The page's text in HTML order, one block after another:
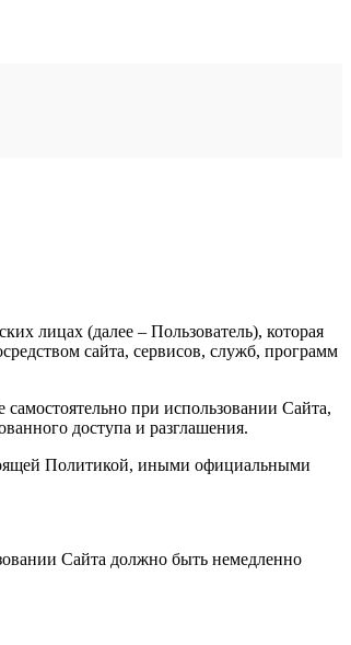
лицах (далее – Пользователь), которая
сайта, сервисов, служб, программ
при использовании Сайта,
доступа и разглашения.
Политикой, иными официальными
Сайта должно быть немедленно